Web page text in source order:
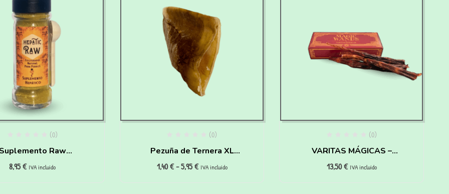
(0)
Raw
para perros
8,95€ IVA incluido
(0)
Pezuña de Ternera XL
para perros y gatos
1,40€-5,95€ IVA incluido
(0)
VARITAS MÁGICAS –
HAIRY PAWTTER
13,50€ IVA incluido